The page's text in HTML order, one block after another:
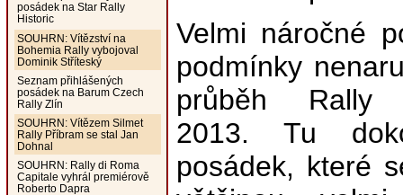
posádek na Star Rally
Historic
SOUHRN: Vítězství na
Bohemia Rally vybojoval
Dominik Stříteský
Seznam přihlášených
posádek na Barum Czech
Rally Zlín
SOUHRN: Vítězem Silmet
Rally Příbram se stal Jan
Dohnal
SOUHRN: Rally di Roma
Capitale vyhrál premiérově
Roberto Dapra
Velmi náročné
podmínky
průběh Rally
2013. Tu
posádek, které